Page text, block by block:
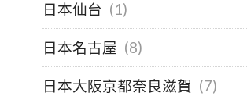
日本仙台 (1)
日本名古屋 (8)
日本大阪京都奈良滋賀 (7)